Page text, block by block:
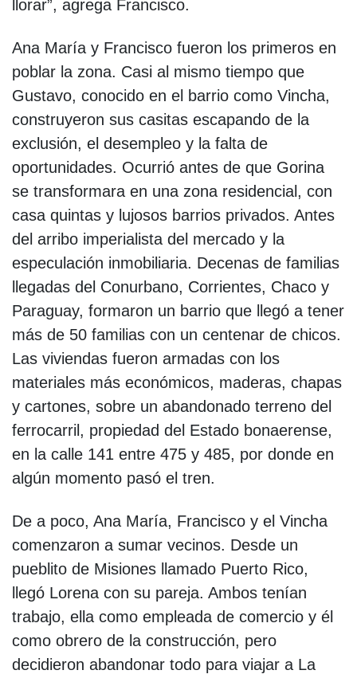
llorar”, agrega Francisco.
Ana María y Francisco fueron los primeros en
poblar la zona. Casi al mismo tiempo que
Gustavo, conocido en el barrio como Vincha,
construyeron sus casitas escapando de la
exclusión, el desempleo y la falta de
oportunidades. Ocurrió antes de que Gorina
se transformara en una zona residencial, con
casa quintas y lujosos barrios privados. Antes
del arribo imperialista del mercado y la
especulación inmobiliaria. Decenas de familias
llegadas del Conurbano, Corrientes, Chaco y
Paraguay, formaron un barrio que llegó a tener
más de 50 familias con un centenar de chicos.
Las viviendas fueron armadas con los
materiales más económicos, maderas, chapas
y cartones, sobre un abandonado terreno del
ferrocarril, propiedad del Estado bonaerense,
en la calle 141 entre 475 y 485, por donde en
algún momento pasó el tren.
De a poco, Ana María, Francisco y el Vincha
comenzaron a sumar vecinos. Desde un
pueblito de Misiones llamado Puerto Rico,
llegó Lorena con su pareja. Ambos tenían
trabajo, ella como empleada de comercio y él
como obrero de la construcción, pero
decidieron abandonar todo para viajar a La